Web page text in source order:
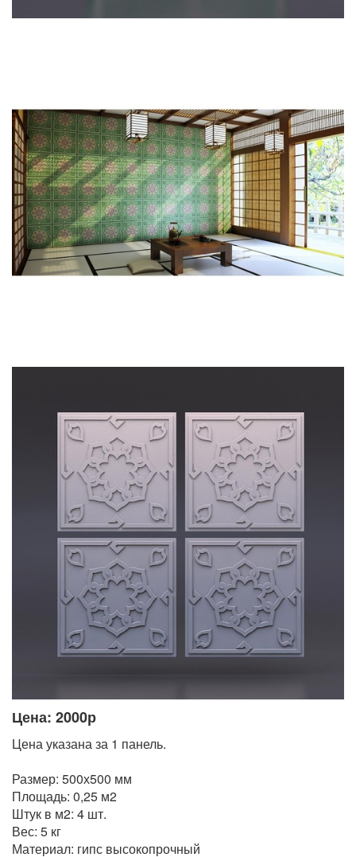
Цена: 2000р
Цена указана за 1 панель.
Размер: 500х500 мм
Площадь: 0,25 м2
Штук в м2: 4 шт.
Вес: 5 кг
Материал: гипс высокопрочный